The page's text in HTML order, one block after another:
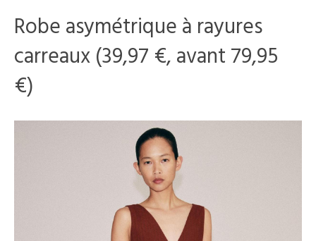
Robe asymétrique à rayures
carreaux (39,97 €, avant 79,95
€)